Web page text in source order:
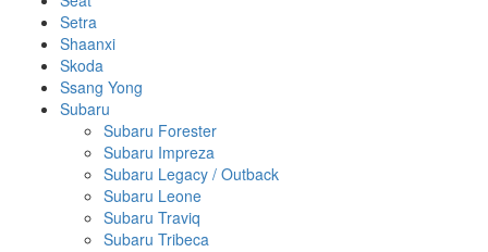
Setra
Shaanxi
Skoda
Ssang Yong
Subaru
Subaru Forester
Subaru Impreza
Subaru Legacy / Outback
Subaru Leone
Subaru Traviq
Subaru Tribeca